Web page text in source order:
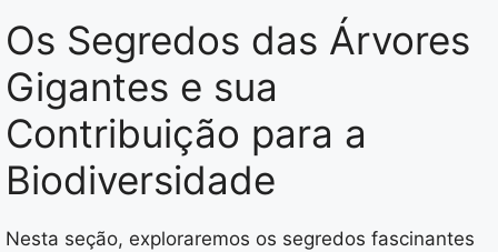
Os Segredos das Árvores
Gigantes e sua
Contribuição para a
Biodiversidade
Nesta seção, exploraremos os segredos fascinantes